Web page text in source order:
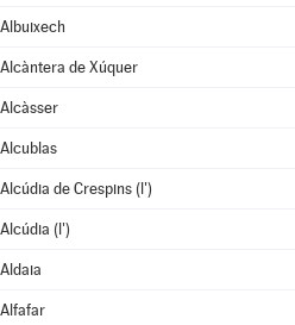
Albuixech
Alcàntera de Xúquer
Alcàsser
Alcublas
Alcúdia de Crespins (l')
Alcúdia (l')
Aldaia
Alfafar